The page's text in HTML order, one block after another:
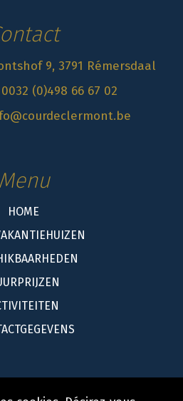
9, 3791 Rémersdaal
0032 (0)498 66 67 02
Menu
HOME